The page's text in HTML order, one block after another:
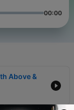
00:00
Above &